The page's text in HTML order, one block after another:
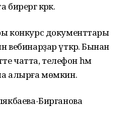
кәрәк.
конкурс документтары
үткәрә. Бынан
чатта, телефон һәм
алырға мөмкин.
Бирганова